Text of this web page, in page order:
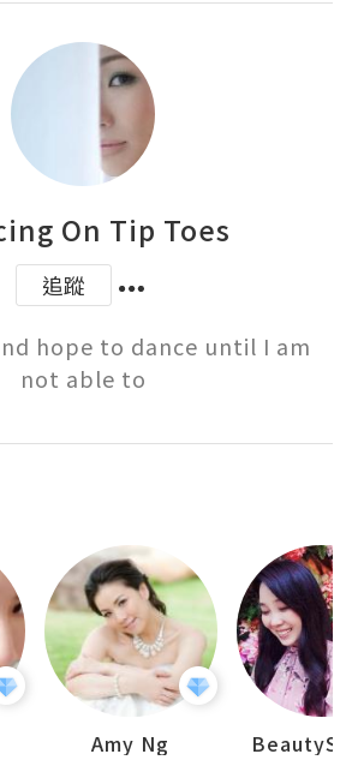
On Tip Toes
追蹤
hope to dance until I am
not able to
Amy Ng